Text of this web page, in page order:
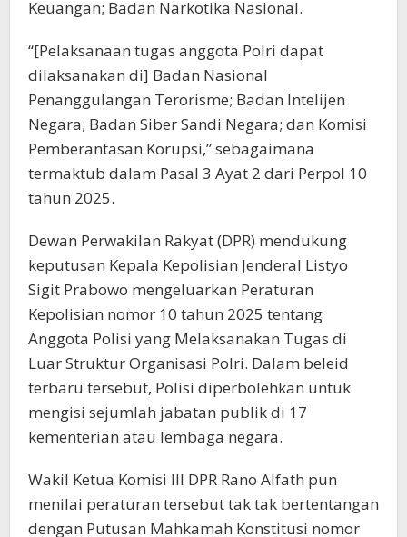
Keuangan; Badan Narkotika Nasional.
“[Pelaksanaan tugas anggota Polri dapat
dilaksanakan di] Badan Nasional
Penanggulangan Terorisme; Badan Intelijen
Negara; Badan Siber Sandi Negara; dan Komisi
Pemberantasan Korupsi,” sebagaimana
termaktub dalam Pasal 3 Ayat 2 dari Perpol 10
tahun 2025.
Dewan Perwakilan Rakyat (DPR) mendukung
keputusan Kepala Kepolisian Jenderal Listyo
Sigit Prabowo mengeluarkan Peraturan
Kepolisian nomor 10 tahun 2025 tentang
Anggota Polisi yang Melaksanakan Tugas di
Luar Struktur Organisasi Polri. Dalam beleid
terbaru tersebut, Polisi diperbolehkan untuk
mengisi sejumlah jabatan publik di 17
kementerian atau lembaga negara.
Wakil Ketua Komisi III DPR Rano Alfath pun
menilai peraturan tersebut tak tak bertentangan
dengan Putusan Mahkamah Konstitusi nomor